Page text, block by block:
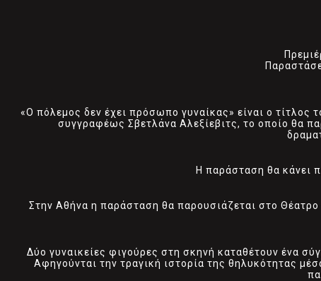
«Ο πόλεμος δεν έχει πρόσωπο γυναίκας» είναι ο
συγγραφέως Σβετλάνα Αλεξίεβιτς, το οποίο θα
Η παράσταση θα κάνει
Στην Αθήνα η παράσταση θα παρουσιάζεται στο
Δύο γυναικείες φιγούρες στη σκηνή καταθέτουν ένα
Αφηγούνται την τραγική ιστορία της θηλυκότητας